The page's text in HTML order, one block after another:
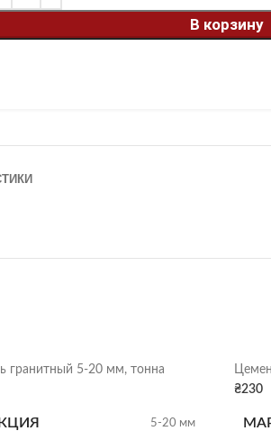
В корзину
гранитный 5-20 мм, тонна
5-20 мм
₴230